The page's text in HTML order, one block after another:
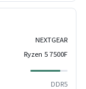
NEXTGEAR
Ryzen 5 7500F
DDR5